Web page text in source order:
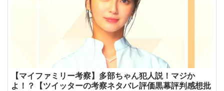
【マイファミリー考察】多部ちゃん犯人説！マジか
よ！？【ツイッターの考察ネタバレ評価黒幕評判感想批